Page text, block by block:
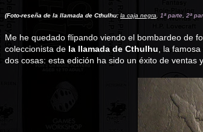
(Foto-reseña de la llamada de Cthulhu: la caja negra 1ª parte 2ª
Me he quedado flipando viendo el bombardeo de
coleccionista de la llamada de Cthulhu , la famosa
dos cosas: esta edición ha sido un éxito de ventas